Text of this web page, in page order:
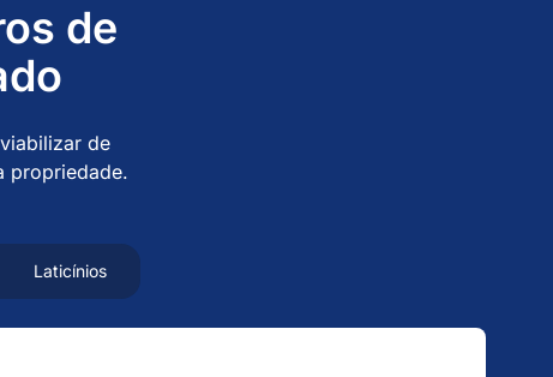
de
de
propriedade.
Laticínios